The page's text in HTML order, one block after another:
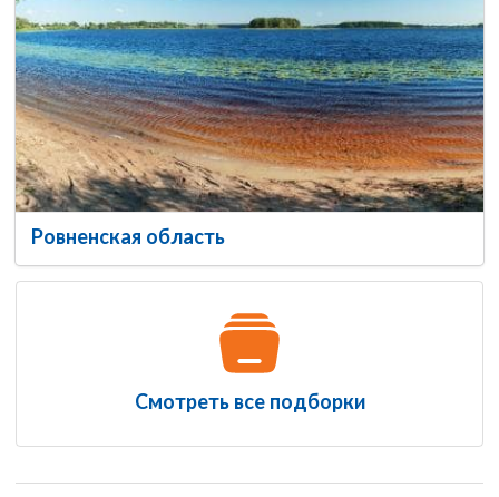
Ровненская область
Смотреть все подборки